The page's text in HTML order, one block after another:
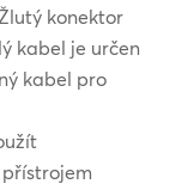
konektor
kabel je určen
kabel pro